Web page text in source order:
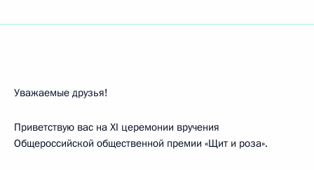
Уважаемые друзья!
Приветствую вас на XI церемонии вручения
Общероссийской общественной премии «Щит и роза».